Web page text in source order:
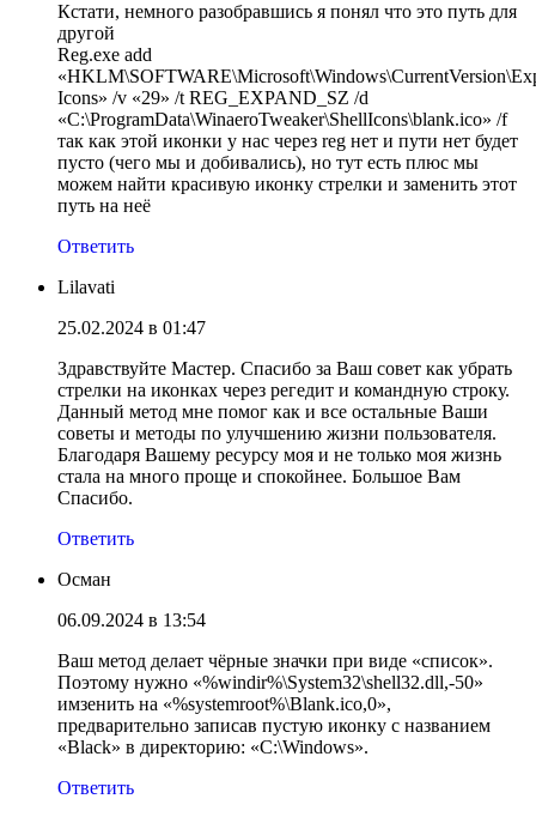
Кстати, немного разобравшись я понял что это путь для
другой
Reg.exe add
Icons» /v «29» /t REG_EXPAND_SZ /d
«C:\ProgramData\WinaeroTweaker\ShellIcons\blank.ico» /f
так как этой иконки у нас через reg нет и пути нет будет
пусто (чего мы и добивались), но тут есть плюс мы
можем найти красивую иконку стрелки и заменить этот
путь на неё
Ответить
Lilavati
25.02.2024 в 01:47
Здравствуйте Мастер. Спасибо за Ваш совет как убрать
стрелки на иконках через регедит и командную строку.
Данный метод мне помог как и все остальные Ваши
советы и методы по улучшению жизни пользователя.
Благодаря Вашему ресурсу моя и не только моя жизнь
стала на много проще и спокойнее. Большое Вам
Спасибо.
Ответить
Осман
06.09.2024 в 13:54
Ваш метод делает чёрные значки при виде «список».
Поэтому нужно «%windir%\System32\shell32.dll,-50»
имзенить на «%systemroot%\Blank.ico,0»,
предварительно записав пустую иконку с названием
«Black» в директорию: «C:\Windows».
Ответить